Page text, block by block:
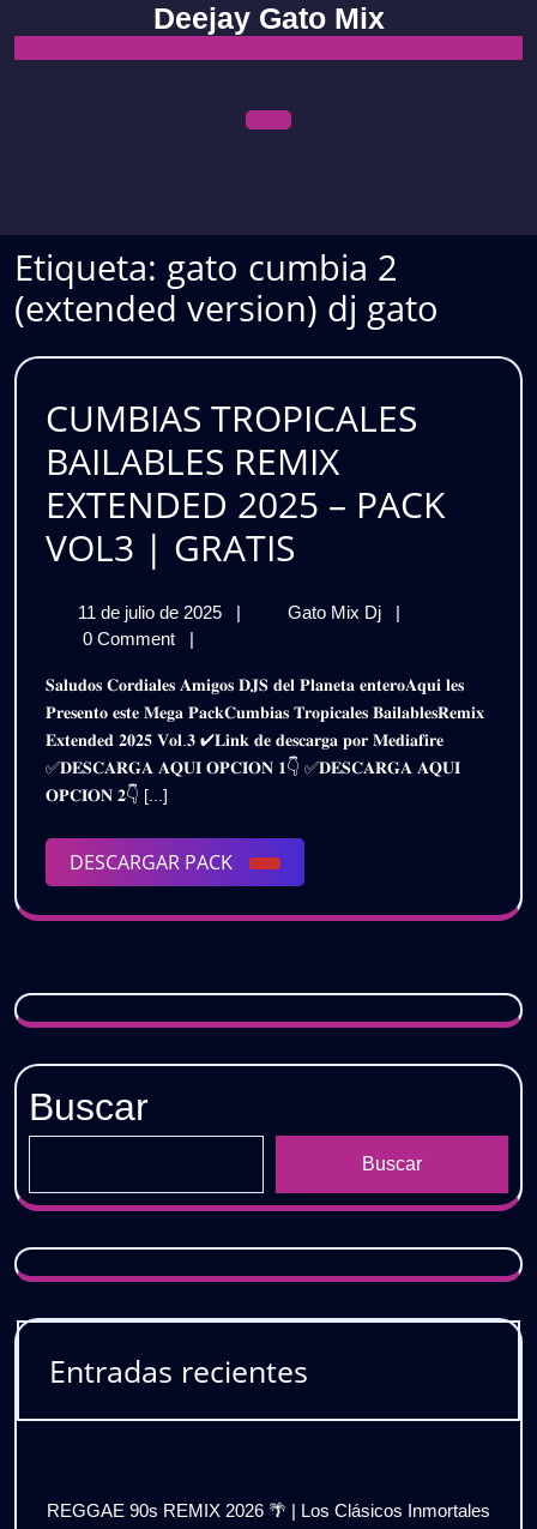
content
Deejay Gato Mix
Etiqueta: gato cumbia 2
(extended version) dj gato
CUMBIAS TROPICALES
BAILABLES REMIX
EXTENDED 2025 – PACK
VOL3 | GRATIS
BAILABLES
REMIX
EXTENDED
2025
PACK
VOL3
|
11 de julio de 2025
11
de
2025
| Gato Mix Dj
CUMBIAS
REMIX
EXTENDED
2025
–
|
0 Comment
|
𝐒𝐚𝐥𝐮𝐝𝐨𝐬 𝐂𝐨𝐫𝐝𝐢𝐚𝐥𝐞𝐬 𝐀𝐦𝐢𝐠𝐨𝐬 𝐃𝐉𝐒 𝐝𝐞𝐥 𝐏𝐥𝐚𝐧𝐞𝐭𝐚 𝐞𝐧𝐭𝐞𝐫𝐨𝐀𝐪𝐮𝐢 𝐥𝐞𝐬
𝐏𝐫𝐞𝐬𝐞𝐧𝐭𝐨 𝐞𝐬𝐭𝐞 𝐌𝐞𝐠𝐚 𝐏𝐚𝐜𝐤𝐂𝐮𝐦𝐛𝐢𝐚𝐬 𝐓𝐫𝐨𝐩𝐢𝐜𝐚𝐥𝐞𝐬 𝐁𝐚𝐢𝐥𝐚𝐛𝐥𝐞𝐬𝐑𝐞𝐦𝐢𝐱
𝐄𝐱𝐭𝐞𝐧𝐝𝐞𝐝 𝟐𝟎𝟐𝟓 𝐕𝐨𝐥.𝟑 ✔𝐋𝐢𝐧𝐤 𝐝𝐞 𝐝𝐞𝐬𝐜𝐚𝐫𝐠𝐚 𝐩𝐨𝐫 𝐌𝐞𝐝𝐢𝐚𝐟𝐢𝐫𝐞
✅𝐃𝐄𝐒𝐂𝐀𝐑𝐆𝐀 𝐀𝐐𝐔𝐈 𝐎𝐏𝐂𝐈𝐎𝐍 𝟏👇 ✅𝐃𝐄𝐒𝐂𝐀𝐑𝐆𝐀 𝐀𝐐𝐔𝐈
𝐎𝐏𝐂𝐈𝐎𝐍 𝟐👇 [...]
DESCARGAR PACK
DESCARGAR
PACK
Buscar
Buscar
Entradas recientes
REGGAE 90s REMIX 2026 🌴 | Los Clásicos Inmortales